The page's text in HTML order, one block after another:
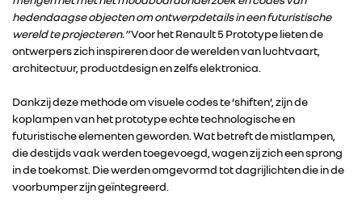
RENAULT GROUP
RENAULT
hedendaagse objecten om ontwerpdetails in een futuristische
wereld te projecteren.”Voor het Renault 5 Prototype lieten de
ontwerpers zich inspireren door de werelden van luchtvaart,
architectuur, productdesign en zelfs elektronica.
Dankzij deze methode om visuele codes te ‘shiften’, zijn de
koplampen van het prototype echte technologische en
futuristische elementen geworden. Wat betreft de mistlampen,
die destijds vaak werden toegevoegd, wagen zij zich een sprong
in de toekomst. Die werden omgevormd tot dagrijlichten die in de
voorbumper zijn geïntegreerd.